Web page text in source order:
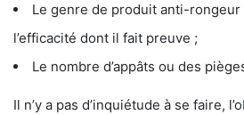
Le genre de produit anti-
l’efficacité dont il fait preuve ;
Le nombre d’appâts ou des
Il n’y a pas d’inquiétude à se faire,